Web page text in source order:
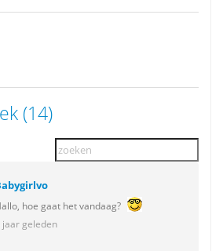
(14)
hoe gaat het vandaag?
jaar geleden